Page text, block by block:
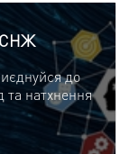
СНЖ
до
натхнення